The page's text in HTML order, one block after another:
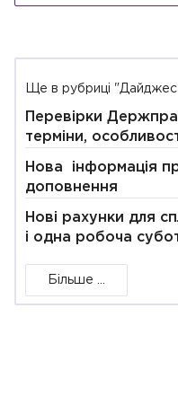
Ще в рубриці
Перевірки
терміни,
Нова інформація
доповнення
Нові рахунки для
і одна робоча
Більше ...